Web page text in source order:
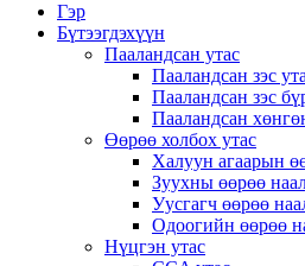
Гэр
Бүтээгдэхүүн
Пааландсан утас
Пааландсан зэс
Пааландсан зэс
Пааландсан
Өөрөө холбох утас
Халуун агаарын
Зуухны өөрөө
Уусгагч өөрөө
Одоогийн өөрөө
Нүцгэн утас